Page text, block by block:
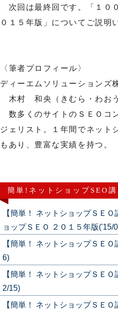
次回は最終回です。「１０
０１５年版」についてご説明
〈筆者プロフィール〉
ディーエムソリューションズ
木村 和央（きむら・わお
数多くのサイトのＳＥＯコ
ジェリスト。１年間でネット
もあり、豊富な実績を持つ。
簡単!ネットショップSEO
【簡単！ ネットショップＳＥ
ョップＳＥＯ ２０１５年版('15/
【簡単！ ネットショップＳＥ
6)
【簡単！ ネットショップＳＥ
2/15)
【簡単！ ネットショップＳＥ